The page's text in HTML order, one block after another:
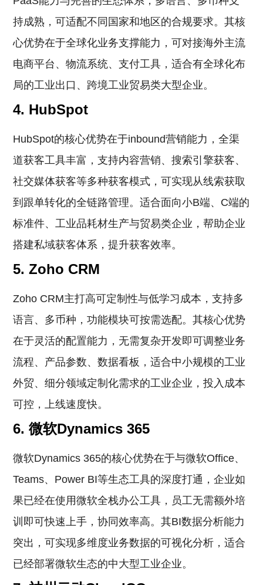
持成熟，可适配不同国家和地区的合规要求。其核
心优势在于全球化业务支撑能力，可对接海外主流
电商平台、物流系统、支付工具，适合有全球化布
局的工业出口、跨境工业贸易类大型企业。
4. HubSpot
HubSpot的核心优势在于inbound营销能力，全渠
道获客工具丰富，支持内容营销、搜索引擎获客、
社交媒体获客等多种获客模式，可实现从线索获取
到跟单转化的全链路管理。适合面向小B端、C端的
标准件、工业品耗材生产与贸易类企业，帮助企业
搭建私域获客体系，提升获客效率。
5. Zoho CRM
Zoho CRM主打高可定制性与低学习成本，支持多
语言、多币种，功能模块可按需选配。其核心优势
在于灵活的配置能力，无需复杂开发即可调整业务
流程、产品参数、数据看板，适合中小规模的工业
外贸、细分领域定制化需求的工业企业，投入成本
可控，上线速度快。
6. 微软Dynamics 365
微软Dynamics 365的核心优势在于与微软Office、
Teams、Power BI等生态工具的深度打通，企业如
果已经在使用微软全栈办公工具，员工无需额外培
训即可快速上手，协同效率高。其BI数据分析能力
突出，可实现多维度业务数据的可视化分析，适合
已经部署微软生态的中大型工业企业。